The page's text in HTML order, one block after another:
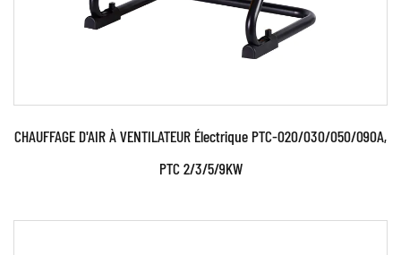
CHAUFFAGE D'AIR À VENTILATEUR Électrique PTC-020/030/050/090A,
PTC 2/3/5/9KW